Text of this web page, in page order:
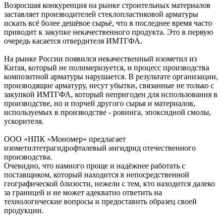
Возросшая конкуренция на рынке строительных материалов
заставляет производителей стеклопластиковой арматуры
искать всё более дешёвое сырьё, что в последнее время часто
приводит к закупке некачественного продукта. Это в первую
очередь касается отвердителя ИМТГФА.
На рынке России появился некачественный изометил из
Китая, который не полимеризуется, и процесс производства
композитной арматуры нарушается. В результате организации,
производящие арматуру, несут убытки, связанные не только с
закупкой ИМТГФА, который непригоден для использования в
производстве, но и порчей другого сырья и материалов,
используемых в производстве - ровинга, эпоксидной смолы,
ускорителя.
ООО «НПК «Мономер» предлагает
изометилтетрагидрофталевый ангидрид отечественного
производства.
Очевидно, что намного проще и надёжнее работать с
поставщиком, который находится в непосредственной
географической близости, нежели с тем, кто находится далеко
за границей и не может адекватно ответить на
технологические вопросы и предоставить образец своей
продукции.